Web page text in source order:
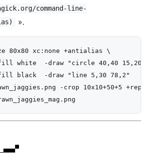
command-line-
».
80x80 xc:none +antialias \
white  -draw "circle 40,40 15,20"
black  -draw "line 5,30 78,2"
-crop 10x10+50+5